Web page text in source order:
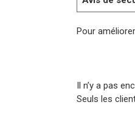
Pour
Il n’y a pas
Seuls les